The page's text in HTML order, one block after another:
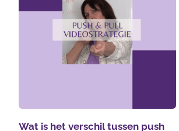
Wat is het verschil tussen push